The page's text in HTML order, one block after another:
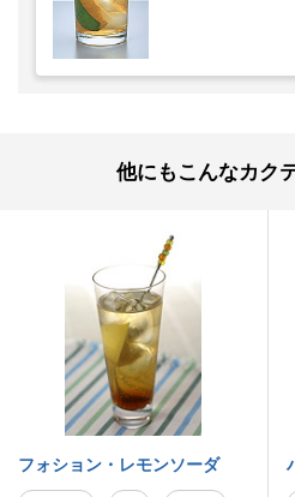
他にもこんなカク
フォション・レモンソーダ